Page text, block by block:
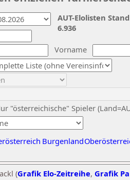
Vorname
"österreichische" Spieler
Burgenland
AUT-Elolisten
6.936
(Grafik Elo-Zeitreihe, Grafik